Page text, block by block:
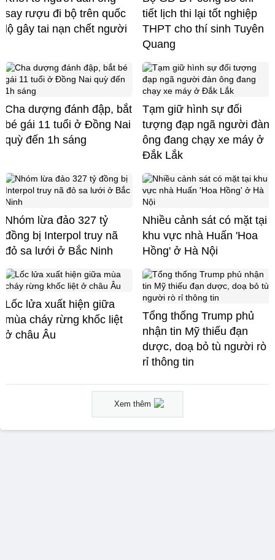
say rượu đi bộ trên quốc
lộ gây tai nạn chết người
tiết lịch thi lại tốt nghiệp
THPT cho thí sinh Tuyên
Quang
Cha dượng đánh đập, bắt
bé gái 11 tuổi ở Đồng Nai
quỳ đến 1h sáng
Tạm giữ hình sự đối
tượng đạp ngã người đàn
ông đang chạy xe máy ở
Đắk Lắk
Nhóm lừa đảo 327 tỷ
đồng bị Interpol truy nã
đỏ sa lưới ở Bắc Ninh
Nhiều cảnh sát có mặt tại
khu vực nhà Huấn 'Hoa
Hồng' ở Hà Nội
Lốc lửa xuất hiện giữa
mùa cháy rừng khốc liệt
ở châu Âu
Tổng thống Trump phủ
nhận tin Mỹ thiếu đạn
dược, doạ bỏ tù người rò
rỉ thông tin
Xem thêm